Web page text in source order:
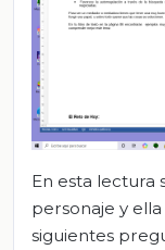
En esta lectura
personaje y
siguientes